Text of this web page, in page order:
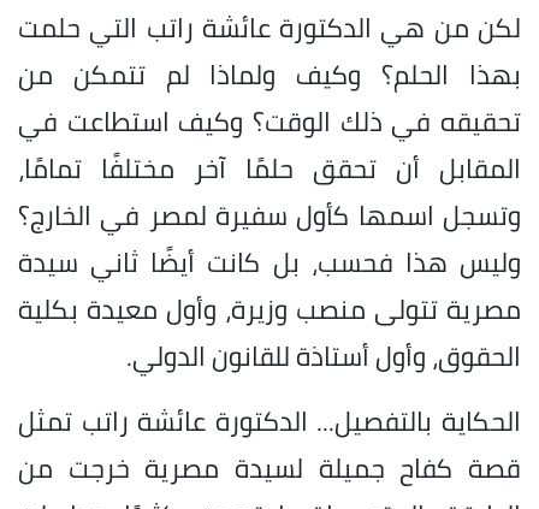
لكن من هي الدكتورة عائشة راتب التي حلمت
بهذا الحلم؟ وكيف ولماذا لم تتمكن من
تحقيقه في ذلك الوقت؟ وكيف استطاعت في
المقابل أن تحقق حلمًا آخر مختلفًا تمامًا،
وتسجل اسمها كأول سفيرة لمصر في الخارج؟
وليس هذا فحسب، بل كانت أيضًا ثاني سيدة
مصرية تتولى منصب وزيرة، وأول معيدة بكلية
الحقوق، وأول أستاذة للقانون الدولي.
الحكاية بالتفصيل... الدكتورة عائشة راتب تمثل
قصة كفاح جميلة لسيدة مصرية خرجت من